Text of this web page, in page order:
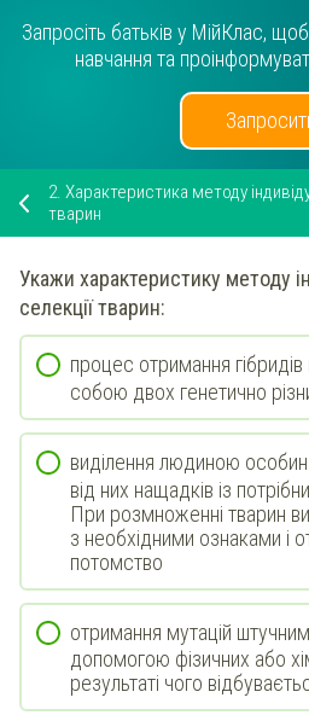
Запросіть батьків у МійКлас,
навчання та
2. Характеристика методу
тварин
Укажи характеристику методу
селекції тварин:
процес отримання
собою двох генетично
виділення людиною
від них нащадків із
При розмноженні тварин
з необхідними ознаками і
потомство
отримання мутацій
допомогою фізичних або
результаті чого